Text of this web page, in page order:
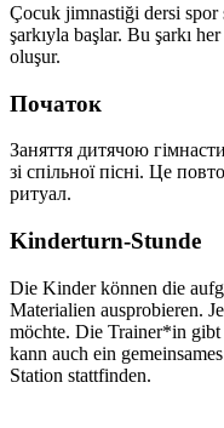
Çocuk jimnastiği dersi
şarkıyla başlar. Bu şarkı
oluşur.
Початок
Заняття дитячою
зі спільної пісні. Це
ритуал.
Kinderturn-Stunde
Die Kinder können die
Materialien ausprobieren.
möchte. Die Trainer*in
kann auch ein
Station stattfinden.